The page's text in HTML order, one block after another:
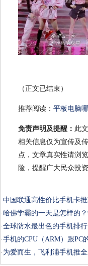
（正文已结束）
推荐阅读： 平板电脑
免责声明及提醒： 此
相关信息仅为宣传及
点，文章真实性请浏
险，提醒广大民众投
·中国联通高性价比手机卡
·哈佛学霸的一天是怎样的
·全球防水最出色的手机排
·手机的CPU（ARM）跟PC
· 为爱而生，飞利浦手机推